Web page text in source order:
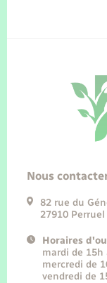
Nous
82 rue du
27910 Perruel
Horaires
mardi de 15h
mercredi de
vendredi de